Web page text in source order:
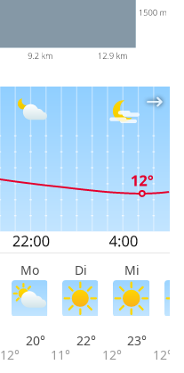
Mo Di Mi
12°
20°
11°
22°
12°
23°
12°